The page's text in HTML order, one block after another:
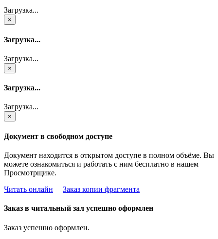
Загрузка...
×
Загрузка...
Загрузка...
×
Загрузка...
Загрузка...
×
Документ в свободном доступе
Документ находится в открытом доступе в полном объёме. Вы
можете ознакомиться и работать с ним бесплатно в нашем
Просмотрщике.
Читать онлайн
Заказ копии фрагмента
Заказ в читальный зал успешно оформлен
Заказ успешно оформлен.